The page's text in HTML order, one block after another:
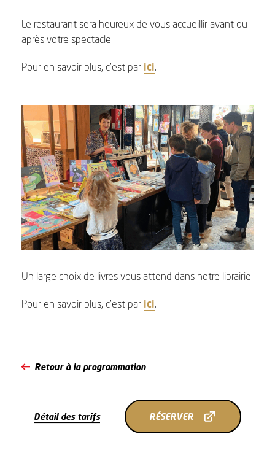
Détail des tarifs RÉSERVER
RÉSERVER
Le restaurant sera heureux de vous accueillir avant ou
après votre spectacle.
Pour en savoir plus, c’est par ici.
Un large choix de livres vous attend dans notre librairie.
Pour en savoir plus, c’est par ici.
Retour à la programmation